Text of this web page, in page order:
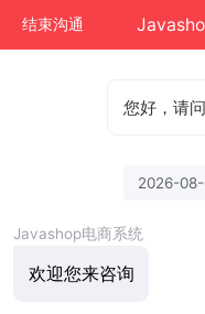
结束沟通
您好，请
2026-
Javashop电商系统
欢迎您来咨询